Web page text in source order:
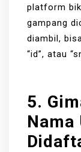
platform
gampang
diambil,
“id”, atau
5.
Nama